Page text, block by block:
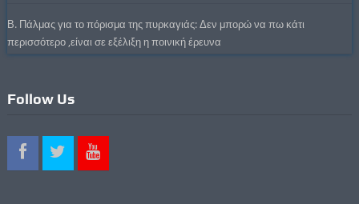
Β. Πάλμας για το πόρισμα της πυρκαγιάς: Δεν μπορώ να πω κάτι
περισσότερο ,είναι σε εξέλιξη η ποινική έρευνα
Follow Us